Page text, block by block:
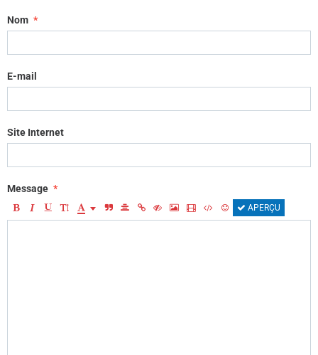
Nom
E-mail
Site Internet
Message
APERÇU